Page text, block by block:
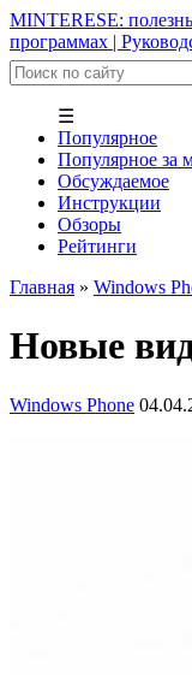
MINTERESE:
программах |
☰
Популярное
Популярное за
Обсуждаемое
Инструкции
Обзоры
Рейтинги
Главная » Windows
Новые
Windows Phone